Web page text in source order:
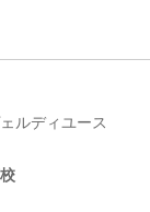
ルディユース